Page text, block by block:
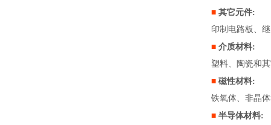
■ 其它元件:
印制电路板、
■ 介质材料:
塑料、陶瓷和
■ 磁性材料:
铁氧体、非晶
■ 半导体材料: